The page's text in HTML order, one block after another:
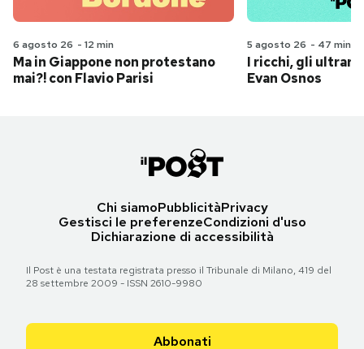
6 agosto 26 - 12 min
Ma in Giappone non protestano
mai?! con Flavio Parisi
5 agosto 26 - 47 min
I ricchi, gli
Evan Osnos
Chi siamoPubblicitàPrivacy
Gestisci le preferenzeCondizioni d'uso
Dichiarazione di accessibilità
Il Post è una testata registrata presso il Tribunale di Milano, 419 del
28 settembre 2009 - ISSN 2610-9980
Abbonati